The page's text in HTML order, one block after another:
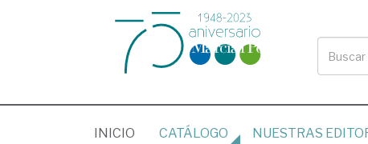
INICIO (CURRENT)
CATÁLOGO NUESTRAS